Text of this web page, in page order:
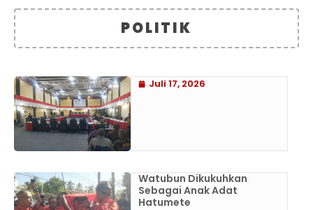
POLITIK
Juli 17, 2026
Watubun Dikukuhkan
Sebagai Anak Adat
Hatumete